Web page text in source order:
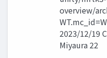
overview/
2023/12/19
Miyaura 22